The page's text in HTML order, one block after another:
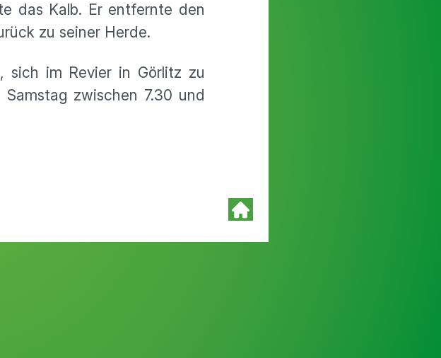
das Kalb. Er entfernte den
zu seiner Herde.
sich im Revier in Görlitz zu
zwischen 7.30 und